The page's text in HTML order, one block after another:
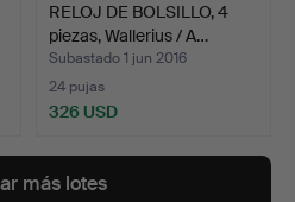
RELOJ DE BOLSILLO, 4
piezas, Wallerius / A…
Subastado 1 jun 2016
24 pujas
326 USD
más lotes